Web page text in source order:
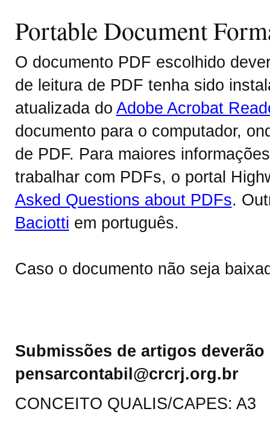
Portable Document
O documento PDF escolhido
de leitura de PDF tenha sido
atualizada do Adobe Acrobat
documento para o computador,
de PDF. Para maiores
trabalhar com PDFs, o portal
Asked Questions about PDFs.
Baciotti em português.
Caso o documento não seja
Submissões de artigos
pensarcontabil@crcrj.org.br
CONCEITO QUALIS/CAPES: A3